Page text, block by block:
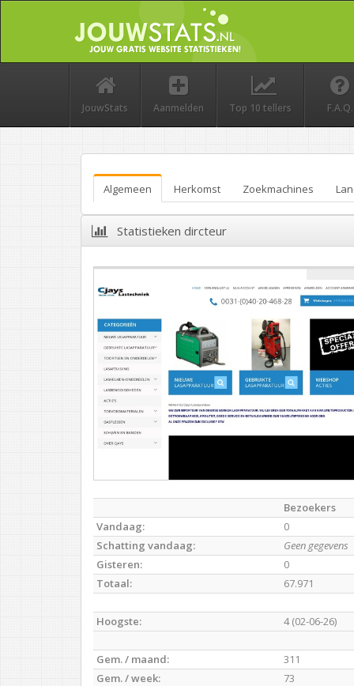
JouwStats Aanmelden Top 10 tellers F.A.Q.
Algemeen Herkomst Zoekmachines
Statistieken dircteur
Bezoekers
Vandaag:
0
Schatting vandaag:
Geen gegevens
Gisteren:
0
Totaal:
67.971
Hoogste: 4 (02-06-26)
Gem. / maand: 311
Gem. / week:
73